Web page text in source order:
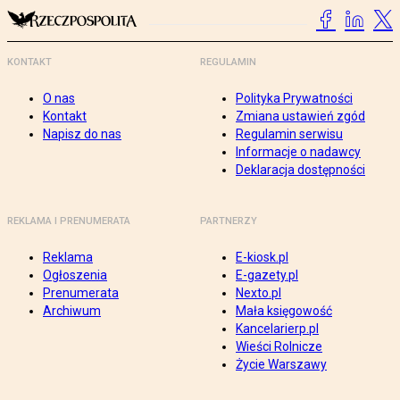
KONTAKT
O nas
Kontakt
Napisz do nas
REGULAMIN
Polityka Prywatności
Zmiana ustawień zgód
Regulamin serwisu
Informacje o nadawcy
Deklaracja dostępności
REKLAMA I PRENUMERATA
Reklama
Ogłoszenia
Prenumerata
Archiwum
PARTNERZY
E-kiosk.pl
E-gazety.pl
Nexto.pl
Mała księgowość
Kancelarierp.pl
Wieści Rolnicze
Życie Warszawy